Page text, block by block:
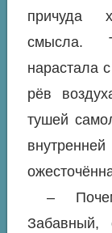
причуда
смысла.
нарастала
рёв
тушей
–
Забавный,